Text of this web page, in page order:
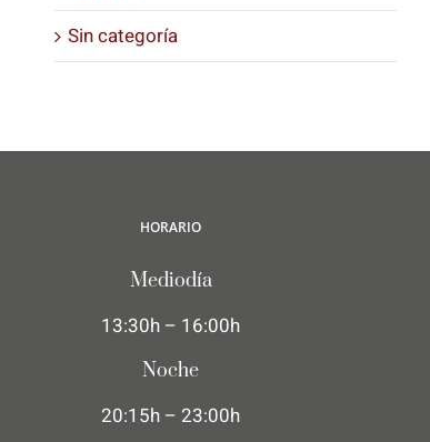
Sin categoría
HORARIO
Mediodía
13:30h – 16:00h
Noche
20:15h – 23:00h